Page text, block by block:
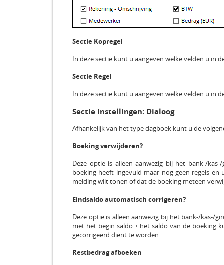
Sectie Kopregel
In deze sectie kunt u aangeven welke velden u in
Sectie Regel
In deze sectie kunt u aangeven welke velden u in
Sectie Instellingen: Dialoog
Afhankelijk van het type dagboek kunt u de
Boeking verwijderen?
Deze optie is alleen aanwezig bij het bank-/
boeking heeft ingevuld maar nog geen regels
melding wilt tonen of dat de boeking meteen
Eindsaldo automatisch corrigeren?
Deze optie is alleen aanwezig bij het bank-/kas-/
met het begin saldo + het saldo van de boeking
gecorrigeerd dient te worden.
Restbedrag afboeken